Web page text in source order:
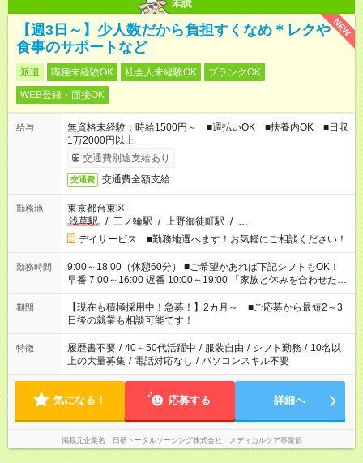
未読
NEW
【週3日～】少人数だから負担すくなめ＊レクや
食事のサポートなど
派遣 職種未経験OK 社会人未経験OK
ブランクOK
WEB登録・面接OK
給与
無資格未経験：時給1500円～ ■週払いOK ■扶養内OK ■日収
1万2000円以上
交通費別途支給あり
交通費 交通費全額支給
勤務地
東京都台東区
浅草駅
/ 三ノ輪駅 / 上野御徒町駅 / …
デイサービス ■勤務地選べます！お気軽にご相談ください！
勤務時間
9:00～18:00（休憩60分） ■ご希望があれば下記シフトもOK！
早番 7:00～16:00 遅番 10:00～19:00 「家族と休みを合わせた
い」 「余裕を持って夕飯の準備がしたい」 「できれば残業はし
たくない」 など、ご希望を教えてくださいね。 ※Wワーク希望
の方へ 今ご覧のお仕事で希望する勤務時間と、もう1つのお仕事
の勤務時間。 合計で週40時間を超える場合は応募できません。
期間
【現在も積極採用中！急募！】2カ月～ ■ご応募から最短2～3
日後の就業も相談可能です！
特徴 履歴書不要 / 40～50代活躍中 / 服装自由 / シフト勤務 / 10名以
上の大量募集 / 電話対応なし / パソコンスキル不要
気になる！ 応募する 詳細へ
掲載元企業名 日研トータルソーシング株式会社 メディカルケア事業部